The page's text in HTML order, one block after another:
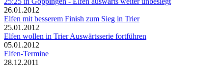
26.01.2012
Elfen mit besserem Finish zum Sieg in Trier
25.01.2012
Elfen wollen in Trier Auswärtsserie fortführen
05.01.2012
Elfen-Termine
28.12.2011